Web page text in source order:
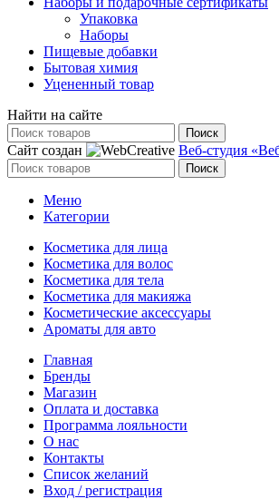
Упаковка
Наборы
Пищевые добавки
Бытовая химия
Уцененный товар
Найти на сайте
Поиск
Сайт создан Веб-студия
Поиск
Меню
Категории
Косметика для лица
Косметика для волос
Косметика для тела
Косметика для макияжа
Косметические аксессуары
Ароматы для авто
Главная
Бренды
Магазин
Оплата и доставка
Программа лояльности
О нас
Контакты
Список желаний
Вход / регистрация